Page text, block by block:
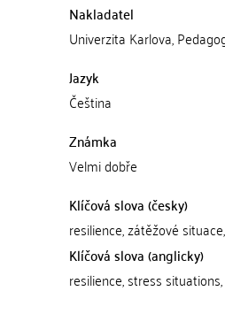
Nakladatel
Univerzita Karlova,
Jazyk
Čeština
Známka
Velmi dobře
Klíčová slova (česky)
resilience, zátěžové
Klíčová slova (anglicky)
resilience, stress